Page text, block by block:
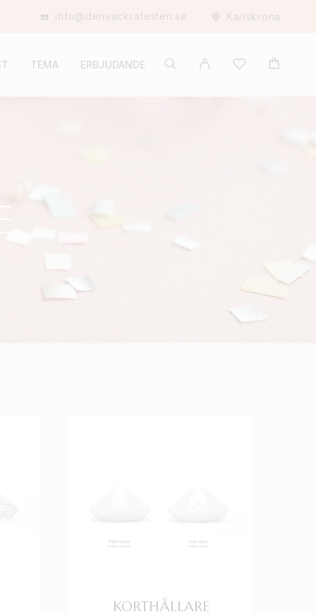
info@denvackrafesten.se Karlskrona
TEMA ERBJUDANDE
KORTHÅLLARE